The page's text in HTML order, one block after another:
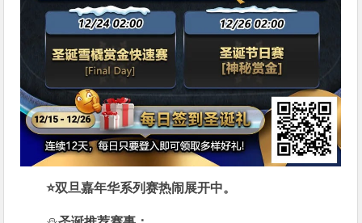
⭐双旦嘉年华系列赛热闹展开中。